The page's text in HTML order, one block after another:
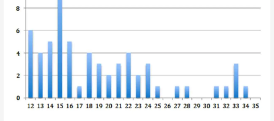
pacientes
acuden
tratamiento
ortopedia